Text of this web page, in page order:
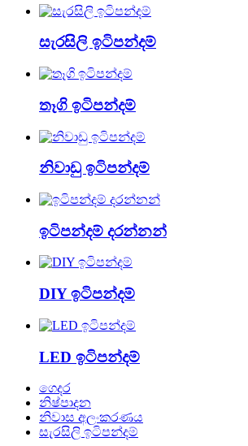
සැරසිලි ඉටිපන්දම්
තෑගි ඉටිපන්දම්
නිවාඩු ඉටිපන්දම්
ඉටිපන්දම් දරන්නන්
DIY ඉටිපන්දම්
LED ඉටිපන්දම්
ගෙදර
නිෂ්පාදන
නිවාස අලංකරණය
සැරසිලි ඉටිපන්දම්